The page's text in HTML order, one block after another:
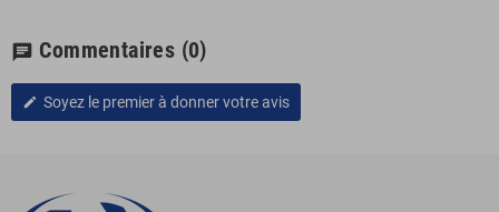
chat Commentaires (0)
edit Soyez le premier à donner votre avis